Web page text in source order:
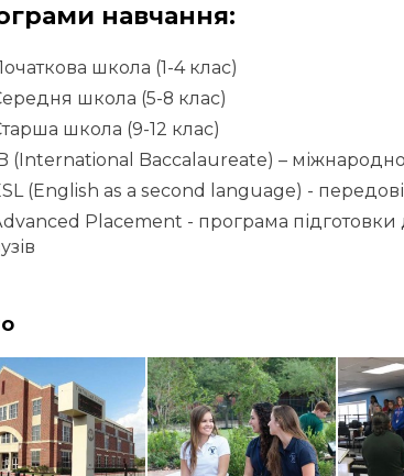
навчання:
школа (1-4 клас)
школа (5-8 клас)
школа (9-12 клас)
(International Baccalaureate) –
(English as a second language) -
Placement - програма